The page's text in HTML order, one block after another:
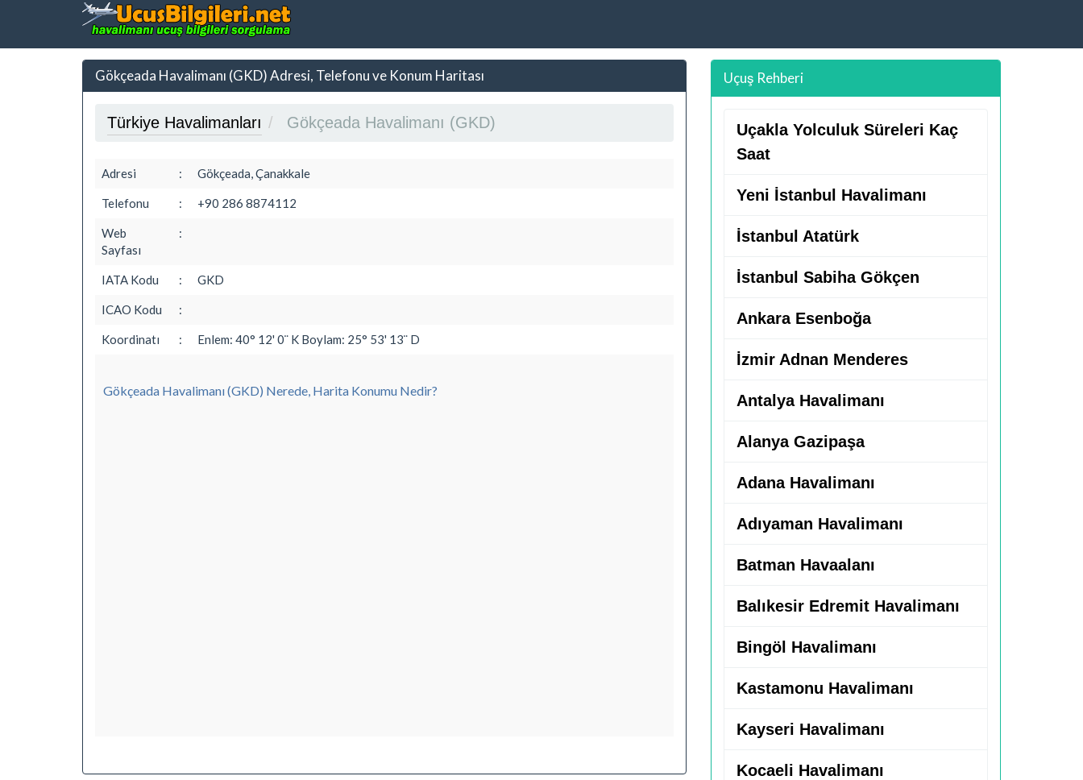
Gökçeada Havalimanı (GKD) Adresi, Telefonu ve Konum Haritası
Türkiye Havalimanları Gökçeada Havalimanı (GKD)
Adresi : Gökçeada, Çanakkale
Telefonu : +90 286 8874112
Web
Sayfası
:
IATA Kodu : GKD
ICAO Kodu :
Koordinatı : Enlem: 40° 12' 0¨ K Boylam: 25° 53' 13¨ D
Gökçeada Havalimanı (GKD) Nerede, Harita Konumu Nedir?
Uçuş Rehberi
Uçakla Yolculuk Süreleri Kaç
Saat
Yeni İstanbul Havalimanı
İstanbul Atatürk
İstanbul Sabiha Gökçen
Ankara Esenboğa
İzmir Adnan Menderes
Antalya Havalimanı
Alanya Gazipaşa
Adana Havalimanı
Adıyaman Havalimanı
Batman Havaalanı
Balıkesir Edremit Havalimanı
Bingöl Havalimanı
Kastamonu Havalimanı
Kayseri Havalimanı
Kocaeli Havalimanı